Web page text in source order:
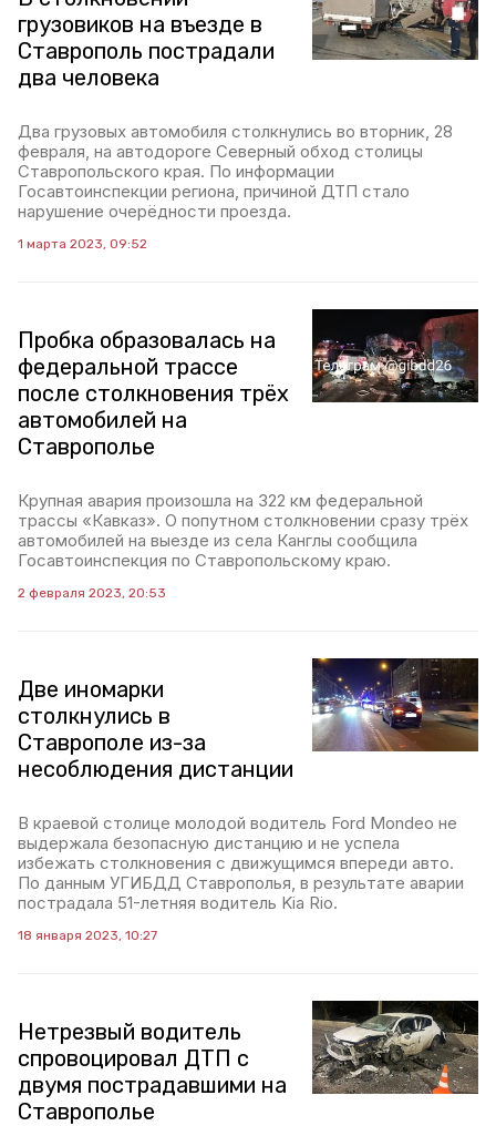
грузовиков на въезде в
Ставрополь пострадали
два человека
Два грузовых автомобиля столкнулись во вторник, 28
февраля, на автодороге Северный обход столицы
Ставропольского края. По информации
Госавтоинспекции региона, причиной ДТП стало
нарушение очерёдности проезда.
1 марта 2023, 09:52
Пробка образовалась на
федеральной трассе
после столкновения трёх
автомобилей на
Ставрополье
Крупная авария произошла на 322 км федеральной
трассы «Кавказ». О попутном столкновении сразу трёх
автомобилей на выезде из села Канглы сообщила
Госавтоинспекция по Ставропольскому краю.
2 февраля 2023, 20:53
Две иномарки
столкнулись в
Ставрополе из-за
несоблюдения дистанции
В краевой столице молодой водитель Ford Mondeo не
выдержала безопасную дистанцию и не успела
избежать столкновения с движущимся впереди авто.
По данным УГИБДД Ставрополья, в результате аварии
пострадала 51-летняя водитель Kia Rio.
18 января 2023, 10:27
Нетрезвый водитель
спровоцировал ДТП с
двумя пострадавшими на
Ставрополье